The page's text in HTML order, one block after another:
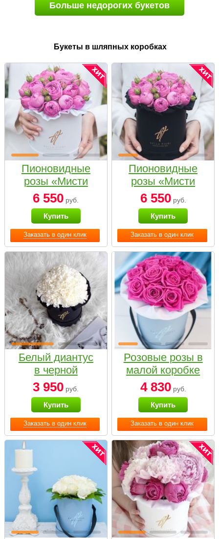
Больше недорогих букетов
Букеты в шляпных коробках
Заказать в один клик
Пионовидные
розы «Мисти
бабблс» в белой
коробке Small
6 550 руб.
Купить
Заказать в один клик
Пионовидные
розы «Мисти
бабблс» в
черной коробке
Small
6 550руб.
Купить
Заказать в один клик
Белый диантус
в черной
коробке Small
3 950 руб.
Купить
Заказать в один клик
Розовые розы в
малой коробке
4 830руб.
Купить